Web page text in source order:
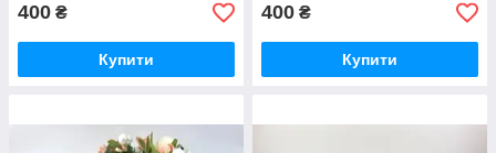
400 ₴
Купити
400 ₴
Купити